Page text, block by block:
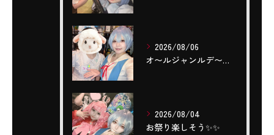
2026/08/06
‎オ〜ルジャンルデ〜〜🎤٩(ˊОˋ*)🎶
2026/08/04
お祭り楽しそう✨️✨️